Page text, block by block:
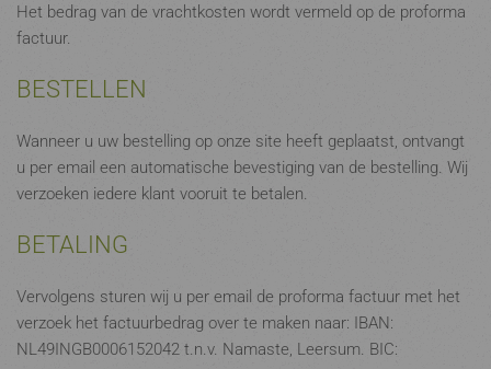
Het bedrag van de vrachtkosten wordt vermeld op de proforma
factuur.
BESTELLEN
Wanneer u uw bestelling op onze site heeft geplaatst, ontvangt
u per email een automatische bevestiging van de bestelling. Wij
verzoeken iedere klant vooruit te betalen.
BETALING
Vervolgens sturen wij u per email de proforma factuur met het
verzoek het factuurbedrag over te maken naar: IBAN:
NL49INGB0006152042 t.n.v. Namaste, Leersum. BIC: